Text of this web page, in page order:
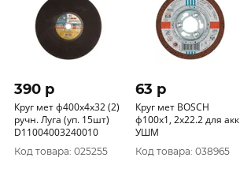
390 p
Круг мет ф400х4х32 (2)
ручн. Луга (уп. 15шт)
D11004003240010
Код товара: 025255
63 p
Круг мет BOSCH
ф100х1, 2х22.2 для акк
УШМ
Код товара: 038965